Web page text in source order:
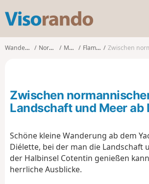
s
o
o
Wanderungen Normandie Manche Flamanville Zwischen
Zwischen
Landschaft und Meer ab
Schöne kleine Wanderung ab dem
Diélette, bei der man die Landschaft
der Halbinsel Cotentin genießen
herrliche Ausblicke.